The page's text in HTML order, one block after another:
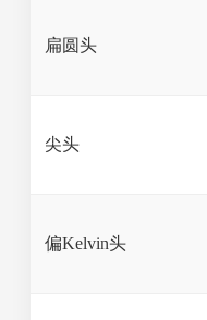
扁圆头
尖头
偏Kelvin头